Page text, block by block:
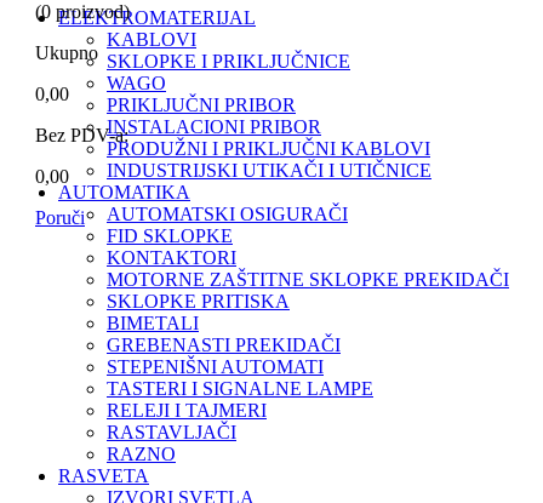
(0 proizvod)
Ukupno
0,00
Bez PDV-a:
0,00
Poruči
ELEKTROMATERIJAL
KABLOVI
SKLOPKE I PRIKLJUČNICE
WAGO
PRIKLJUČNI PRIBOR
INSTALACIONI PRIBOR
PRODUŽNI I PRIKLJUČNI KABLOVI
INDUSTRIJSKI UTIKAČI I UTIČNICE
AUTOMATIKA
AUTOMATSKI OSIGURAČI
FID SKLOPKE
KONTAKTORI
MOTORNE ZAŠTITNE SKLOPKE PREKIDAČI
SKLOPKE PRITISKA
BIMETALI
GREBENASTI PREKIDAČI
STEPENIŠNI AUTOMATI
TASTERI I SIGNALNE LAMPE
RELEJI I TAJMERI
RASTAVLJAČI
RAZNO
RASVETA
IZVORI SVETLA